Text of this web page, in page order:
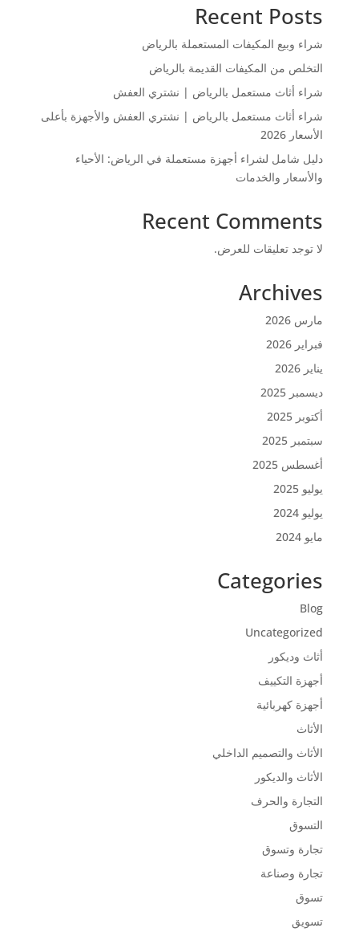
Recent Posts
شراء وبيع المكيفات المستعملة بالرياض
التخلص من المكيفات القديمة بالرياض
شراء أثاث مستعمل بالرياض | نشتري العفش
شراء أثاث مستعمل بالرياض | نشتري العفش والأجهزة بأعلى
الأسعار 2026
دليل شامل لشراء أجهزة مستعملة في الرياض: الأحياء
والأسعار والخدمات
Recent Comments
لا توجد تعليقات للعرض.
Archives
مارس 2026
فبراير 2026
يناير 2026
ديسمبر 2025
أكتوبر 2025
سبتمبر 2025
أغسطس 2025
يوليو 2025
يوليو 2024
مايو 2024
Categories
Blog
Uncategorized
أثاث وديكور
أجهزة التكييف
أجهزة كهربائية
الأثاث
الأثاث والتصميم الداخلي
الأثاث والديكور
التجارة والحرف
التسوق
تجارة وتسوق
تجارة وصناعة
تسوق
تسويق